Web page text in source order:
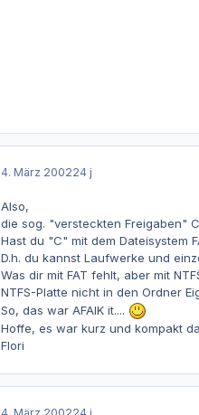
4. März 200224 j
Also,
die sog. "versteckten Freigaben"
Hast du "C" mit dem Dateisystem
D.h. du kannst Laufwerke und
Was dir mit FAT fehlt, aber mit
NTFS-Platte nicht in den Ordner
So, das war AFAIK it....
Hoffe, es war kurz und kompakt
Flori